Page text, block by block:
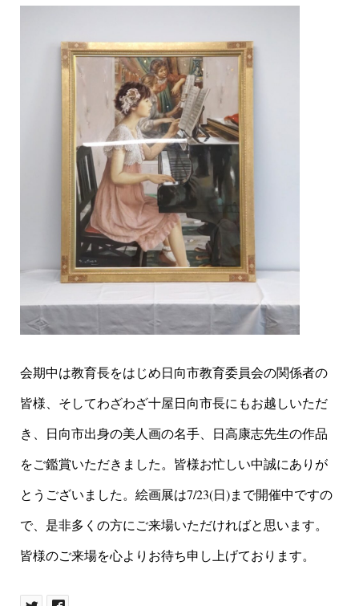
会期中は教育長をはじめ日向市教育委員会の関係者の
皆様、そしてわざわざ十屋日向市長にもお越しいただ
き、日向市出身の美人画の名手、日高康志先生の作品
をご鑑賞いただきました。皆様お忙しい中誠にありが
とうございました。絵画展は7/23(日)まで開催中ですの
で、是非多くの方にご来場いただければと思います。
皆様のご来場を心よりお待ち申し上げております。